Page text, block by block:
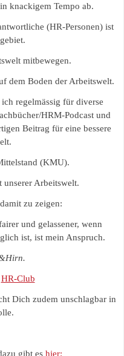
knackigem Tempo ab.
(HR-Personen) ist
mitbewegen.
dem Boden der Arbeitswelt.
regelmässig für diverse
HRM-Podcast und
Beitrag für eine bessere
(KMU).
unserer Arbeitswelt.
zu zeigen:
und gelassener, wenn
ist, ist mein Anspruch.
HR-Club
Dich zudem unschlagbar in
gibt es hier: